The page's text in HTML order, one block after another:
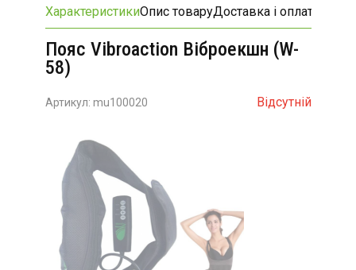
ХарактеристикиОпис товаруДоставка і оплата
Пояс Vibroaction Віброекшн (W-
58)
Артикул: mu100020 Відсутній